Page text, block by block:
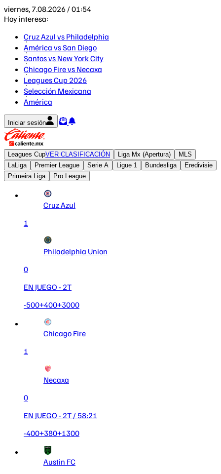
viernes, 7.08.2026 / 01:54
Hoy interesa:
Cruz Azul vs Philadelphia
América vs San Diego
Santos vs New York City
Chicago Fire vs Necaxa
Leagues Cup 2026
Selección Mexicana
América
Iniciar sesión
Leagues CupVER CLASIFICACIÓN Liga Mx (Apertura)
MLS
LaLiga
Premier League Serie A Ligue 1 Bundesliga
Eredivisie
Primeira Liga
Pro League
Cruz Azul
1
Philadelphia Union
0
EN JUEGO - 2T
-500+400+3000
Chicago Fire
1
Necaxa
0
EN JUEGO - 2T/ 58:21
-400+380+1300
Austin FC